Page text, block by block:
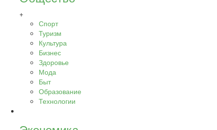
+
Спорт
Туризм
Культура
Бизнес
Здоровье
Мода
Быт
Образование
Технологии